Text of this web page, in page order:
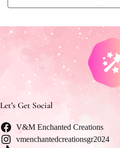
Let’s Get Social
V&M Enchanted Creations
vmenchantedcreationsgr2024